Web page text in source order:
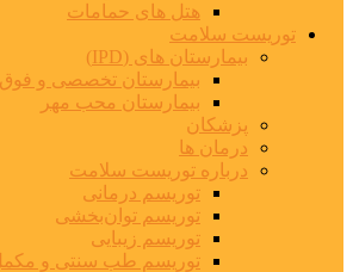
هتل های حمامات
توریست سلامت
بیمارستان های (IPD)
بیمارستان تخصصی و
بیمارستان محب مهر
پزشکان
درمان ها
درباره توریست سلامت
توریسم درمانی
توریسم توان‌بخشی
توریسم زیبایی
توریسم طب سنتی و